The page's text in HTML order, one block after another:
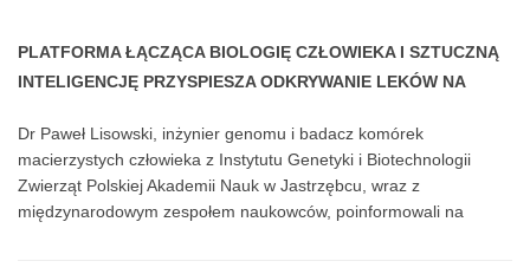
PLATFORMA ŁĄCZĄCA BIOLOGIĘ CZŁOWIEKA I SZTUCZNĄ
INTELIGENCJĘ PRZYSPIESZA ODKRYWANIE LEKÓW NA
WYKORZYSTANIU INŻYNIERII GENOMU, ORGANOIDÓW
MÓZGOWYCH I GŁĘBOKIEGO UCZENIA MASZYNOWEGO
Dr Paweł Lisowski, inżynier genomu i badacz komórek
macierzystych człowieka z Instytutu Genetyki i Biotechnologii
Zwierząt Polskiej Akademii Nauk w Jastrzębcu, wraz z
międzynarodowym zespołem naukowców, poinformowali na